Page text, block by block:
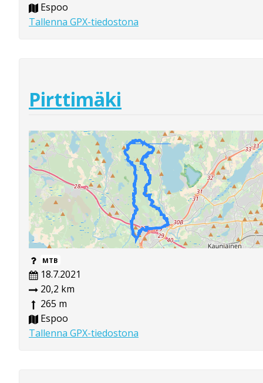
Espoo
Tallenna GPX-tiedostona
Pirttimäki
MTB
18.7.2021
20,2 km
265 m
Espoo
Tallenna GPX-tiedostona